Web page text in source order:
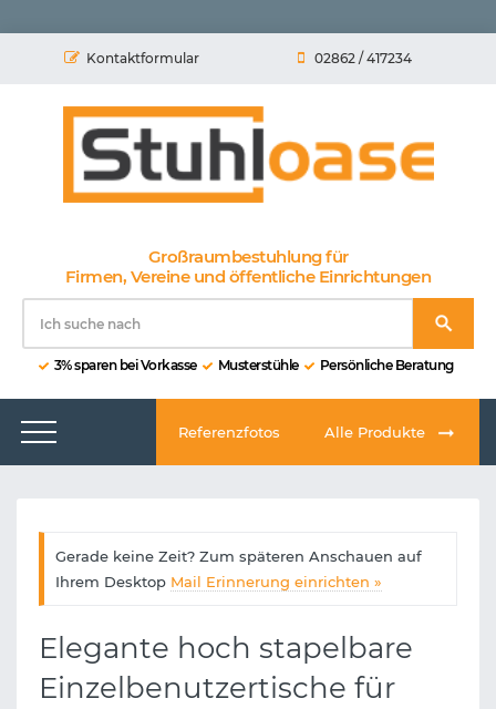
Kontaktformular 02862 / 417234
Großraumbestuhlung für
Firmen, Vereine und öffentliche Einrichtungen
3% sparen bei Vorkasse Musterstühle Persönliche Beratung
Referenzfotos Alle Produkte
Gerade keine Zeit? Zum späteren Anschauen auf
Ihrem Desktop Mail Erinnerung einrichten »
Elegante hoch stapelbare
Einzelbenutzertische für